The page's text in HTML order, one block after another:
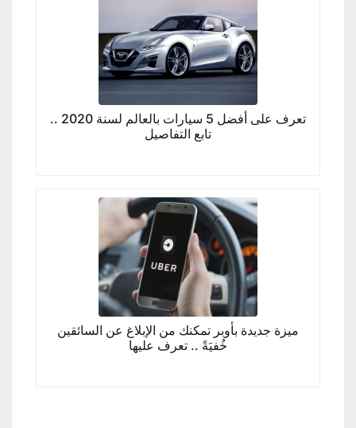
تعرف على أفضل 5 سيارات بالعالم لسنة 2020 ..
تابع التفاصيل
ميزة جديدة بأوبر تمكنك من الإبلاغ عن السائقين
خُفيَةً .. تعرف عليها